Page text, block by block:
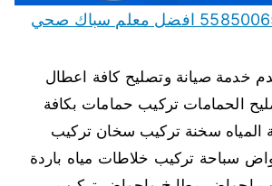
فني صحي هدية 55850065 افضل معلم سباك صحي
خدمة صيانة وتصليح كافة اعطال
الحمامات تركيب حمامات بكافة
المياه سخنة تركيب سخان تركيب
سباحة تركيب خلاطات مياه باردة